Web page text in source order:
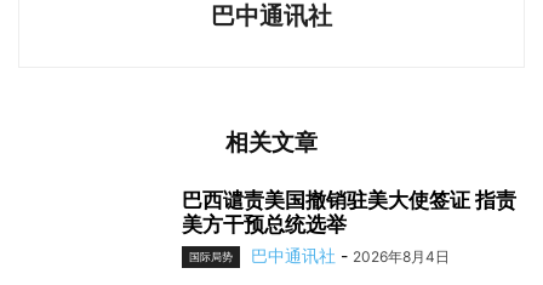
巴中通讯社
相关文章
巴西谴责美国撤销驻美大使签证 指责
美方干预总统选举
国际局势 巴中通讯社 - 2026年8月4日